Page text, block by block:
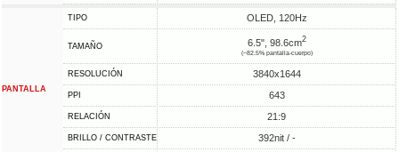
PANTALLA
TIPO OLED, 120Hz
TAMAÑO 6.5", 98.6cm2
(~82.5% pantalla-cuerpo)
RESOLUCIÓN 3840x1644
PPI 643
RELACIÓN 21:9
BRILLO / CONTRASTE 392nit / -